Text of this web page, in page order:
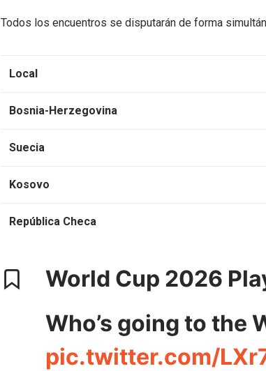
Todos los encuentros se disputarán de forma
Local
Bosnia-Herzegovina
Suecia
Kosovo
República Checa
World Cup 2026
Who’s going to the
pic.twitter.com/